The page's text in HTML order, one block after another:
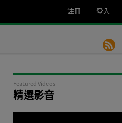
登入
註冊
Featured Videos
精選影音